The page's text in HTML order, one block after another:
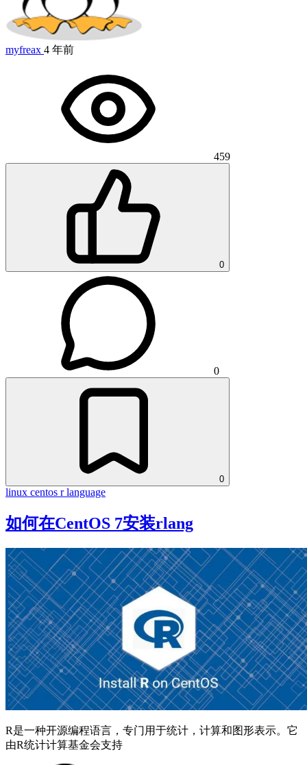
myfreax 4 年前
459
0
0
0
linux centos r language
如何在CentOS 7安装rlang
R是一种开源编程语言，专门用于统计，计算和图形表示。它
由R统计计算基金会支持